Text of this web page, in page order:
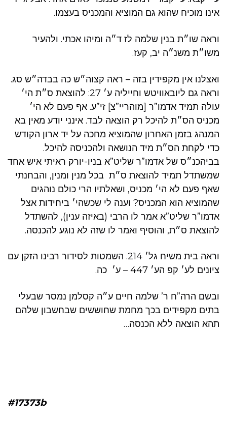
אינו מוכיח שהוא גם המוציא והמכניס בעצמו.
וראה שו״ת בנין שלמה לז ד״ה ומיהו אכתי. ולהעיר
משו״ת משנ״ה יב, קעז.
ואצלנו אין מקפידין בזה – ראה קצוה״ש כה בבדה״ש סג.
וראה גם ליובאוויטש וחייליה ע׳ 27: להוצאת ס״ת הי׳
עולה תמיד אדמו”ר [מוהריי”צ] זי”ע. אף פעם לא הי׳
מכניס הס״ת להיכל רק הוצאה לבד. אינני יודע מאין בא
המנהג בזמן האחרון שהמוציא מחכה על יד ארון הקודש
כדי לקחת הס״ת מיד הנושאה ולהכניסה להיכל.
בביהכנ״ס של אדמו”ר שליט”א בניו-יורק ראיתי איש אחד
שמשתדל תמיד להוצאת ס״ת בכל מנין ומנין, והבחנתי
שאף פעם לא הי׳ מכניס, ושאלתיו הרי כולם נוהגים
שהמוציא הוא המכניס? וענה לי שכשהי׳ ביחידות אצל
אדמו”ר שליט”א אמר לו הרבי (באיזה ענין), להשתדל
להוצאת ס״ת, והוסיף ואמר לו שזה לא נוגע להכנסה.
וראה בית משיח גל׳ 214. השמטות לסידור רבינו הזקן עם
ציונים לע׳ קפ הע׳ 447 – ע׳ כה.
ובשם הרה”ח ר’ שלמה חיים ע״ה קסלמן נמסר שבעלי
בתים מקפידים בכך מחמת שחוששים שבחשבון שלהם
תהא הוצאה ללא הכנסה…
#17373b